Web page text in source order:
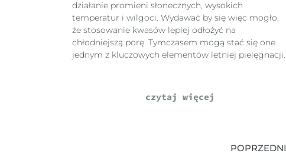
działanie promieni słonecznych, wysokich
temperatur i wilgoci. Wydawać by się więc mogło,
że stosowanie kwasów lepiej odłożyć na
chłodniejszą porę. Tymczasem mogą stać się one
jednym z kluczowych elementów letniej pielęgnacji.
czytaj więcej
POPRZEDNI